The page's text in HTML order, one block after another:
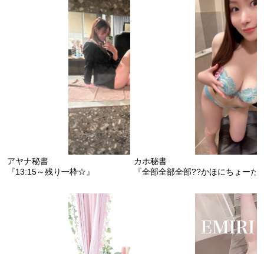
アヤナ秘書
『13:15～残り一枠☆』
カホ秘書
『全部全部全部??かほにちょーだ